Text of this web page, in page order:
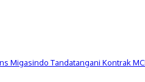
Migasindo Tandatangani Kontrak